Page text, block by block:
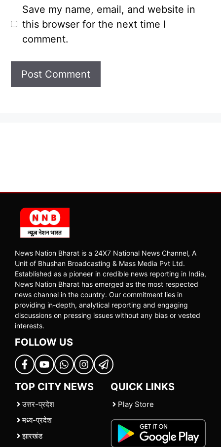
Save my name, email, and website in
this browser for the next time I
comment.
News Nation Bharat is a 24X7 National News Channel, A
Unit of Bhushan Broadcasting & Mass Media Pvt Ltd.
Established as a pioneer in credible news reporting in India,
News Nation Bharat has emerged as the most respected
news channel in the country. Our commitment lies in
providing in-depth, analytical reporting and engaging
discussions on pressing issues without any bias or vested
interests.
FOLLOW US
TOP CITY NEWS
उत्तर-प्रदेश
मध्य-प्रदेश
झारखंड
QUICK LINKS
Play Store